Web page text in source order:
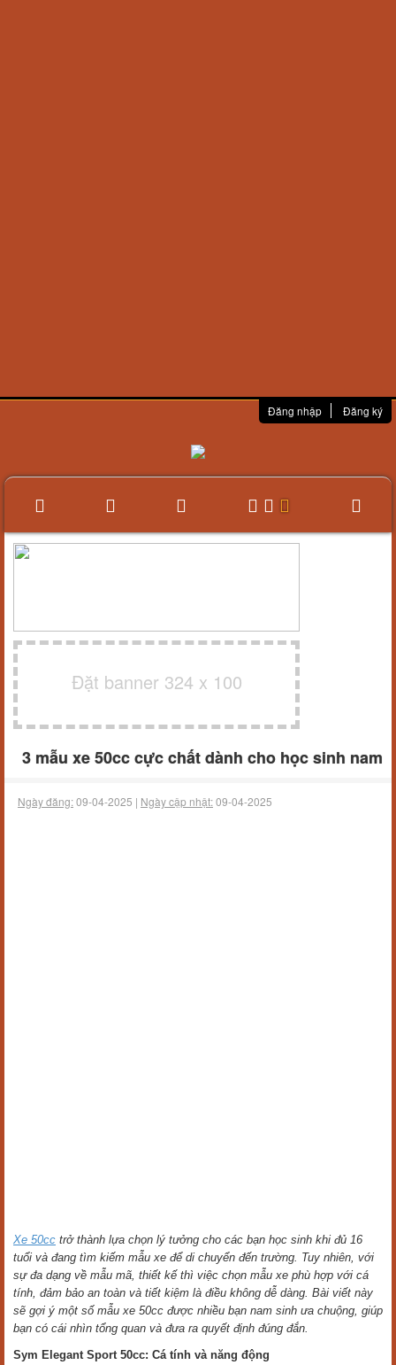
Đăng nhập Đăng ký
Đặt banner 324 x 100
3 mẫu xe 50cc cực chất dành cho học sinh nam
Ngày đăng:09-04-2025 | Ngày cập nhật:09-04-2025
Xe 50cc trở thành lựa chọn lý tưởng cho các bạn học sinh khi đủ 16
tuổi và đang tìm kiếm mẫu xe để di chuyển đến trường. Tuy nhiên, với
sự đa dạng về mẫu mã, thiết kế thì việc chọn mẫu xe phù hợp với cá
tính, đảm bảo an toàn và tiết kiệm là điều không dễ dàng. Bài viết này
sẽ gợi ý một số mẫu xe 50cc được nhiều bạn nam sinh ưa chuộng, giúp
bạn có cái nhìn tổng quan và đưa ra quyết định đúng đắn.
Sym Elegant Sport 50cc: Cá tính và năng động